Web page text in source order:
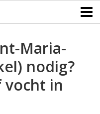
Maria-
nodig?
vocht in